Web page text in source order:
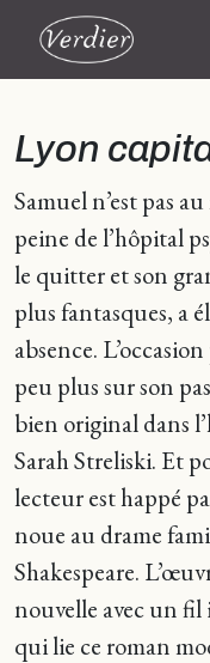
Lyon
Samuel n’est pas
peine de l’hôpital
le quitter et son
plus fantasques, a
absence.
peu plus sur son
bien original dans
Sarah Streliski. Et
lecteur est happé
noue au drame
Shakespeare.
nouvelle avec un
qui lie ce roman